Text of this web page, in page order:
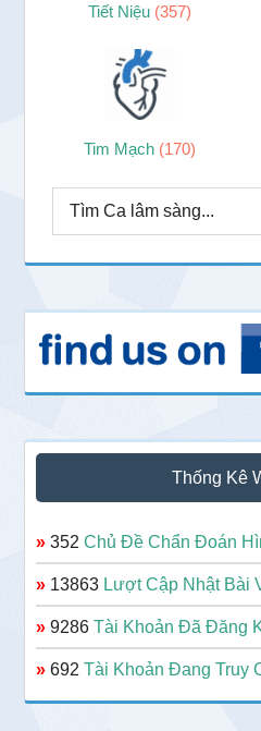
Tiết Niệu (357)
Tim Mạch (170)
Thống Kê
» 352Chủ Đề Chẩn Đoán
» 13863 Lượt Cập Nhật Bài
» 9286Tài Khoản Đã Đăng
» 692Tài Khoản Đang Truy